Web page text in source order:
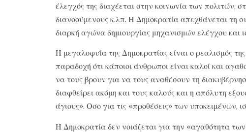
έλεγχός της διαχέεται στην κοινωνία των πολιτών,
διανοούμενους κ.λπ. Η Δημοκρατία απεχθάνεται τη
διαρκή αγώνα δημιουργίας μηχανισμών ελέγχου και
Η μεγαλοφυΐα της Δημοκρατίας είναι ο ρεαλισμός
παραδοχή ότι κάποιοι άνθρωποι είναι καλοί και
να τους βρουν για να τους αναθέσουν τη
διαφθείρει ακόμη και τους καλούς και η απόλυτη
άγιους». Οσο για τις «προθέσεις» των υποκειμένων,
Η Δημοκρατία δεν νοιάζεται για την «αγαθότητα